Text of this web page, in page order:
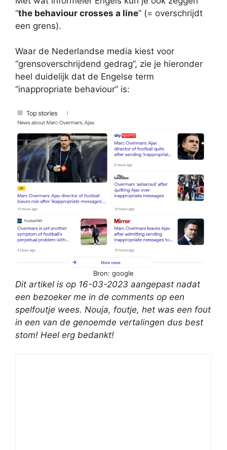
“the behaviour crosses a line” (= overschrijdt
een grens).
Waar de Nederlandse media kiest voor
“grensoverschrijdend gedrag”, zie je hieronder
heel duidelijk dat de Engelse term
“inappropriate behaviour” is:
Bron: google
Dit artikel is op 16-03-2023 aangepast nadat
een bezoeker me in de comments op een
spelfoutje wees. Nouja, foutje, het was een fout
in een van de genoemde vertalingen dus best
stom! Heel erg bedankt!